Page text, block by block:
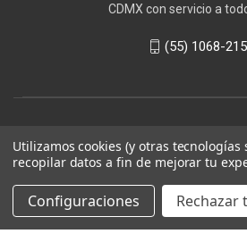
CDMX con servicio a
(55) 1068-
© 2026
Utilizamos cookies (y otras tecnologías
recopilar datos a fin de mejorar tu
Configuraciones Rechazar